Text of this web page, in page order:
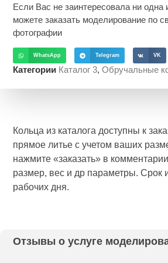
Если Вас не заинтересовала ни одна
можете заказать моделирование по
фотографии
WhatsApp Telegram VK
Категории Каталог 3,Обручальные
Кольца из каталога доступны к
прямое литье с учетом ваших
нажмите «заказать» в
размер, вес и др параметры. Срок
рабочих дня.
Отзывы о услуге